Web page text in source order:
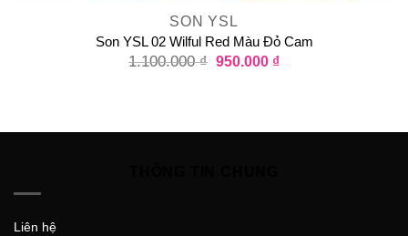
SON YSL
Son YSL 02 Wilful Red Màu Đỏ Cam
1.100.000₫ 950.000 ₫
Liên hệ